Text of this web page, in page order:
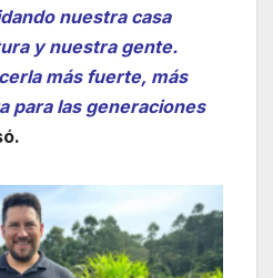
nuestra casa
y nuestra gente.
más fuerte, más
para las generaciones